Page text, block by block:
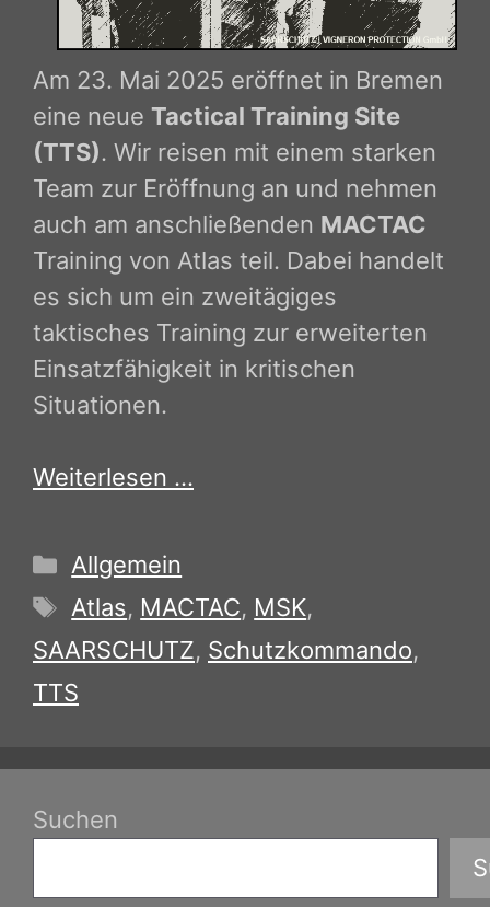
Am 23. Mai 2025 eröffnet in Bremen
eine neue Tactical Training Site
(TTS). Wir reisen mit einem starken
Team zur Eröffnung an und nehmen
auch am anschließenden MACTAC
Training von Atlas teil. Dabei handelt
es sich um ein zweitägiges
taktisches Training zur erweiterten
Einsatzfähigkeit in kritischen
Situationen.
Weiterlesen …
Kategorien
Allgemein
Schlagwörter
Atlas, MACTAC, MSK,
SAARSCHUTZ, Schutzkommando,
TTS
Suchen